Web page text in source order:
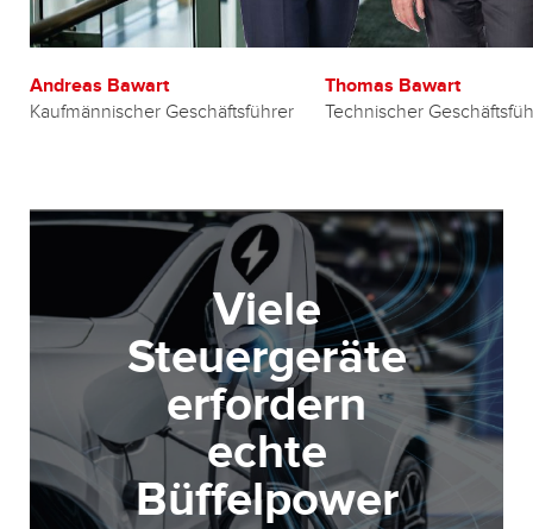
Andreas Bawart
Thomas Bawart
Kaufmännischer Geschäftsführer
Technischer
Viele
Steuergeräte
erfordern
echte
Büffelpower